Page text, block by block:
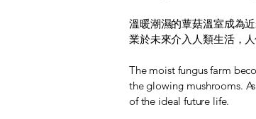
溫暖潮濕的蕈菇溫室成為
業於未來介入人類生活，
The moist fungus farm
the glowing mushrooms.
of the ideal future life.